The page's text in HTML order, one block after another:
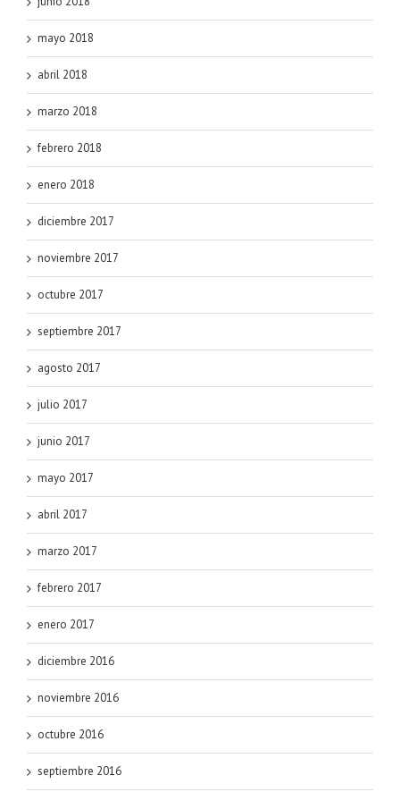
mayo 2018
abril 2018
marzo 2018
febrero 2018
enero 2018
diciembre 2017
noviembre 2017
octubre 2017
septiembre 2017
agosto 2017
julio 2017
junio 2017
mayo 2017
abril 2017
marzo 2017
febrero 2017
enero 2017
diciembre 2016
noviembre 2016
octubre 2016
septiembre 2016